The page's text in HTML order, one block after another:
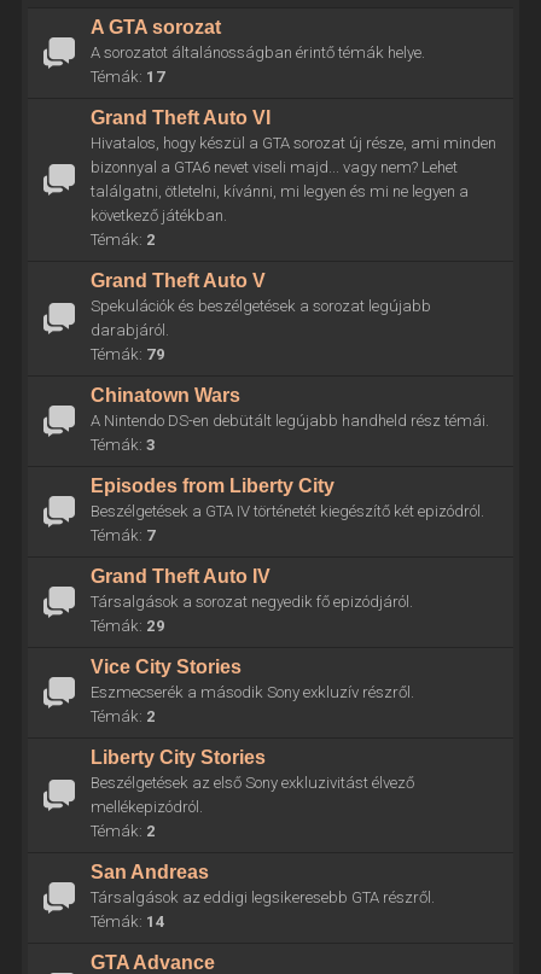
A GTA sorozat
A sorozatot általánosságban érintő témák helye.
Témák: 17
Grand Theft Auto VI
Hivatalos, hogy készül a GTA sorozat új része, ami minden
bizonnyal a GTA6 nevet viseli majd... vagy nem? Lehet
találgatni, ötletelni, kívánni, mi legyen és mi ne legyen a
következő játékban.
Témák: 2
Grand Theft Auto V
Spekulációk és beszélgetések a sorozat legújabb
darabjáról.
Témák: 79
Chinatown Wars
A Nintendo DS-en debütált legújabb handheld rész témái.
Témák: 3
Episodes from Liberty City
Beszélgetések a GTA IV történetét kiegészítő két epizódról.
Témák: 7
Grand Theft Auto IV
Társalgások a sorozat negyedik fő epizódjáról.
Témák: 29
Vice City Stories
Eszmecserék a második Sony exkluzív részről.
Témák: 2
Liberty City Stories
Beszélgetések az első Sony exkluzivitást élvező
mellékepizódról.
Témák: 2
San Andreas
Társalgások az eddigi legsikeresebb GTA részről.
Témák: 14
GTA Advance